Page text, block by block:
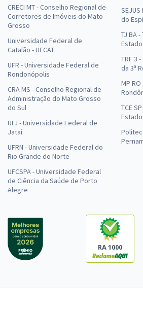
CRECI MT - Conselho Regional de
Corretores de Imóveis do Mato
Grosso
Universidade Federal de
Catalão - UFCAT
UFR - Universidade Federal de
Rondonópolis
CRA MS - Conselho Regional de
Administração do Mato Grosso
do Sul
UFJ - Universidade Federal de
Jataí
UFRN - Universidade Federal do
Rio Grande do Norte
UFCSPA - Universidade Federal
de Ciência da Saúde de Porto
Alegre
do
TJ BA
TRF 3
da 3ª
MP
TCE
Politec
RA 1000